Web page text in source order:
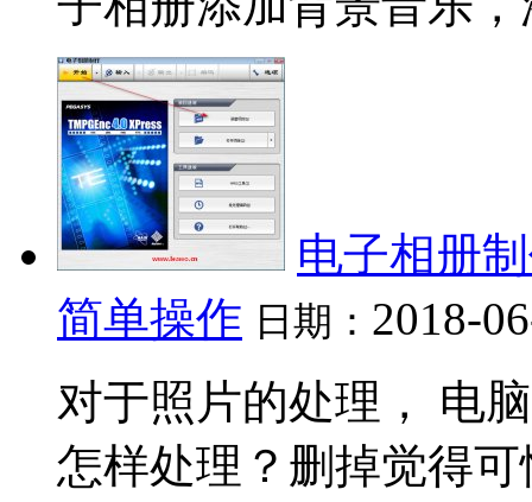
电子相册
简单操作 日期： 2018-
对于照片的处理， 电
怎样处理？删掉觉得